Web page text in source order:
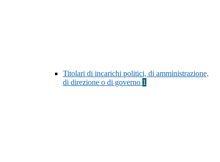
Titolari di incarichi politici, di amministrazione,
di direzione o di governo 1